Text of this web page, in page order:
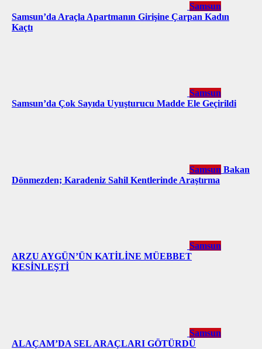
Samsun
Samsun’da Araçla Apartmanın Girişine Çarpan Kadın
Kaçtı
Samsun
Samsun’da Çok Sayıda Uyuşturucu Madde Ele Geçirildi
Samsun Bakan
Dönmezden; Karadeniz Sahil Kentlerinde Araştırma
Samsun
ARZU AYGÜN’ÜN KATİLİNE MÜEBBET
KESİNLEŞTİ
Samsun
ALAÇAM’DA SEL ARAÇLARI GÖTÜRDÜ